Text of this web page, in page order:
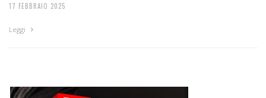
17 FEBBRAIO 2025
Leggi